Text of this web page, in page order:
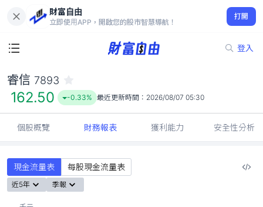
財富自由
立即使用APP，開啟您的股市智慧導航！
打開
登入
162.50
-0.33%
睿信 7893
162.50 -0.33% 最近更新時間： 2026/08/07 05:30
個股概覽 財務報表 獲利能力 安全性分析
現金流量表 每股現金流量表
近5年 季報